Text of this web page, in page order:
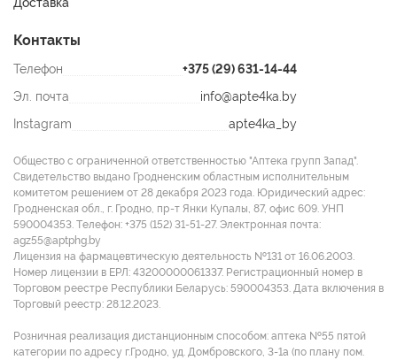
Контакты
Телефон
+375 (29) 631-14-44
Эл. почта
info@apte4ka.by
Instagram
apte4ka_by
Общество с ограниченной ответственностью "Аптека групп Запад".
Свидетельство выдано Гродненским областным исполнительным
комитетом решением от 28 декабря 2023 года. Юридический адрес:
Гродненская обл., г. Гродно, пр-т Янки Купалы, 87, офис 609. УНП
590004353. Tелефон: +375 (152) 31-51-27. Электронная почта:
agz55@aptphg.by
Лицензия на фармацевтическую деятельность №131 от 16.06.2003.
Номер лицензии в ЕРЛ: 43200000061337. Регистрационный номер в
Торговом реестре Республики Беларусь: 590004353. Дата включения в
Торговый реестр: 28.12.2023.
Розничная реализация дистанционным способом: аптека №55 пятой
категории по адресу г.Гродно, уд. Домбровского, 3-1а (по плану пом.